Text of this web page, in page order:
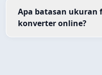
Apa batasan ukuran
konverter online?